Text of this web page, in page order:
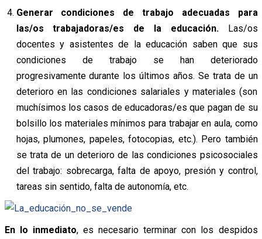
Generar condiciones de trabajo adecuadas para
las/os trabajadoras/es de la educación. Las/os
docentes y asistentes de la educación saben que sus
condiciones de trabajo se han deteriorado
progresivamente durante los últimos años. Se trata de un
deterioro en las condiciones salariales y materiales (son
muchísimos los casos de educadoras/es que pagan de su
bolsillo los materiales mínimos para trabajar en aula, como
hojas, plumones, papeles, fotocopias, etc.). Pero también
se trata de un deterioro de las condiciones psicosociales
del trabajo: sobrecarga, falta de apoyo, presión y control,
tareas sin sentido, falta de autonomía, etc.
En lo inmediato, es necesario terminar con los despidos